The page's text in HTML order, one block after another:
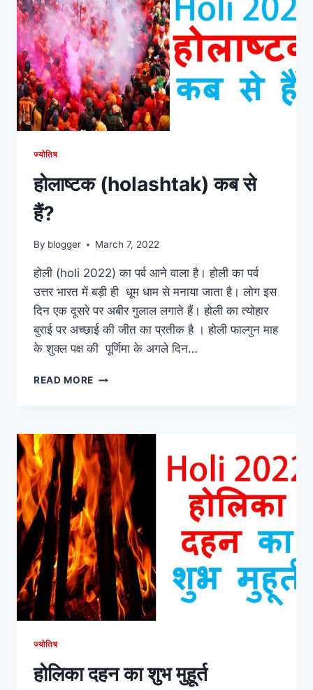
यह
कार्य
वरना
होगा
अनिष्ट
ज्योतिष
होलाष्टक (holashtak) कब से
हैं?
By blogger March 7, 2022
होली (holi 2022) का पर्व आने वाला है। होली का पर्व
उत्तर भारत में बड़ी ही धूम धाम से मनाया जाता है। लोग इस
दिन एक दूसरे पर अबीर गुलाल लगाते हैं। होली का त्योहार
बुराई पर अच्छाई की जीत का प्रतीक है । होली फाल्गुन माह
के शुक्ल पक्ष की पूर्णिमा के अगले दिन…
READ MORE होलाष्टक
हैं?
ज्योतिष
होलिका दहन का शुभ मुहूर्त